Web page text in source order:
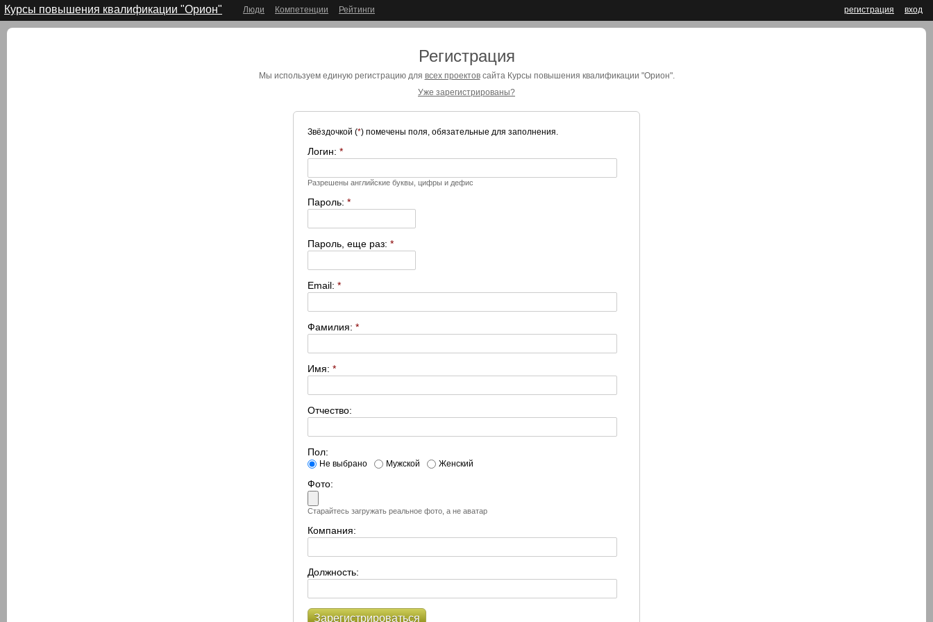
Курсы повышения квалификации "Орион" вход
регистрация
Люди Компетенции Рейтинги
Регистрация
Мы используем единую регистрацию для всех проектовсайта Курсы повышения квалификации "Орион".
Уже зарегистрированы?
Звёздочкой (*) помечены поля, обязательные для заполнения.
Логин: *
Разрешены английские буквы, цифры и дефис
Пароль: *
Пароль, еще раз: *
Email: *
Фамилия: *
Имя: *
Отчество:
Пол:
Не выбрано Мужской Женский
Фото:
Старайтесь загружать реальное фото, а не аватар
Компания:
Должность:
Зарегистрироваться